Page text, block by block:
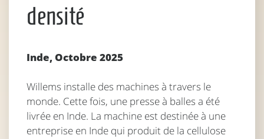
densité
Inde, Octobre 2025
Willems installe des machines à travers le
monde. Cette fois, une presse à balles a été
livrée en Inde. La machine est destinée à une
entreprise en Inde qui produit de la cellulose